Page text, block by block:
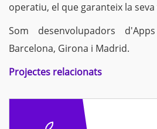
operatiu, el que garanteix la
Som desenvolupadors
Barcelona, Girona i Madrid.
Projectes relacionats